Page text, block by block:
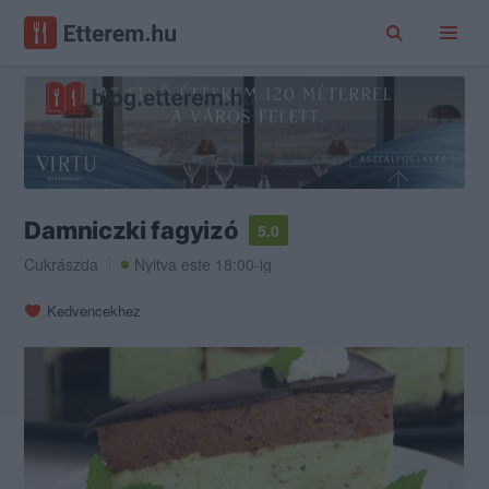
Damniczki fagyizó
5.0
Cukrászda
Nyitva este 18:00-ig
Kedvencekhez